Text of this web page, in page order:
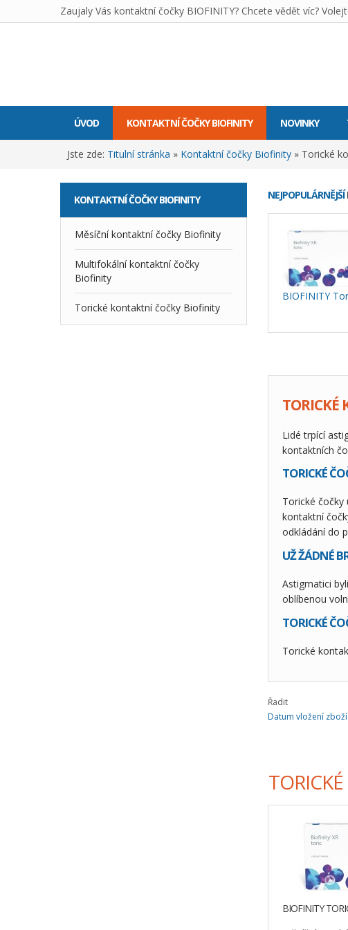
Zaujaly Vás kontaktní čočky BIOFINITY? Chcete vědět víc?
ÚVOD KONTAKTNÍ ČOČKY BIOFINITY NOVINKY
Jste zde: Titulní stránka » Kontaktní čočky Biofinity » Torické
KONTAKTNÍČOČKY BIOFINITY
Měsíční kontaktní čočky Biofinity
Multifokální kontaktní čočky
Biofinity
Torické kontaktní čočky Biofinity
NEJPOPULÁRNĚJŠÍ
BIOFINITY
TORICKÉ
Lidé trpící
kontaktních
TORICKÉ
Torické
kontaktní
odkládání do
UŽ ŽÁDNÉ
Astigmatici
oblíbenou
TORICKÉ
Torické
Řadit
Datum vložení
BIOFINITY